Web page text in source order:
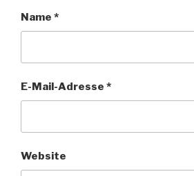
Name *
E-Mail-Adresse *
Website